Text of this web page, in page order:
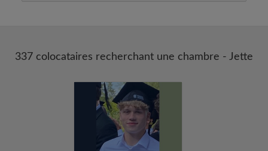
337 colocataires recherchant une chambre - Jette